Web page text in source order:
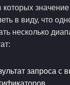
значение
в виду, что
несколько